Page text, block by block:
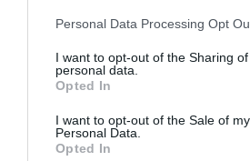
Please note that this website/app
not limited to your visit or usage
grant or deny consent to Google and
use your data for below specified
consent section.
Personal Data Processing Opt
I want to opt-out of the Sharing
personal data.
Opted In
I want to opt-out of the Sale of my
Personal Data.
Opted In
διαβάστε ακόμη